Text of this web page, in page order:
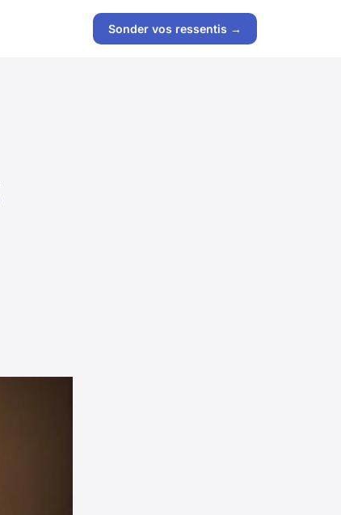
Sonder vos ressentis →